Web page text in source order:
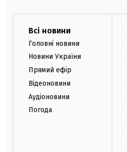
Всі новини
Головні новини
Новини України
Прямий ефір
Відеоновини
Аудіоновини
Погода